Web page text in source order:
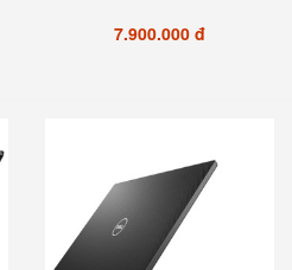
7.900.000 đ